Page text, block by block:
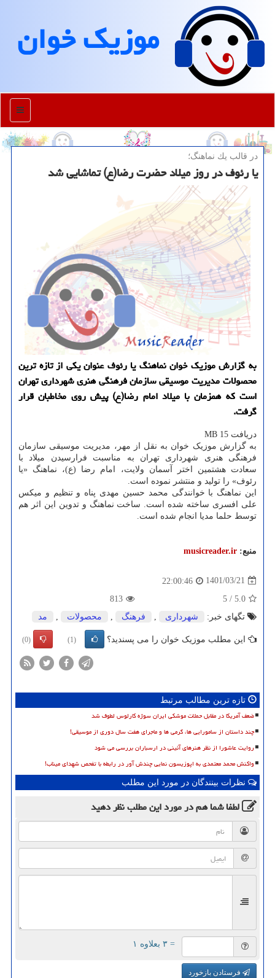
موزیك خوان
منو
در قالب یك نماهنگ؛
یا رئوف در روز میلاد حضرت رضا(ع) تماشایی شد
به گزارش موزیک خوان نماهنگ یا رئوف عنوان یکی از تازه ترین
محصولات مدیریت موسیقی سازمان فرهنگی هنری شهرداری تهران
است که همزمان با میلاد امام رضا(ع) پیش روی مخاطبان قرار
گرفت.
دریافت 15 MB
به گزارش موزیک خوان به نقل از مهر، مدیریت موسیقی سازمان
فرهنگی هنری شهرداری تهران به مناسبت فرارسیدن میلاد با
سعادت هشتمین اختر آسمان ولایت، امام رضا (ع)، نماهنگ «یا
رئوف» را تولید و منتشر نموده است.
این نماهنگ با خوانندگی محمد حسین مهدی پناه و تنظیم و میکس
علی افسری ساخته شده است. ساخت نماهنگ و تدوین این اثر هم
توسط حلما مدیا انجام شده است.
منبع: musicreader.ir
1401/03/21
22:00:46
5.0
/
5
813
تگهای خبر:
شهرداری , فرهنگ , محصولات , مد
این مطلب موزیک خوان را می پسندید؟ (1)
(0)
تازه ترین مطالب مرتبط
ضعف آمریکا در مقابل حملات موشکی ایران سوژه کارلوس لطوف شد
چند داستان از سامورایی ها، گرمی ها و ماجرای هفت سال دوری از موسیقی!
روایت عاشورا از نظر هنرهای آئینی در ارسباران بررسی می شود
واکنش محمد معتمدی به اپوزیسون نمایی چندش آور در رابطه با تفحص شهدای میناب!
نظرات بینندگان در مورد این مطلب
لطفا شما همدر مورد این مطلبنظر دهید
= ۳ بعلاوه ۱
فرستادن بازخورد